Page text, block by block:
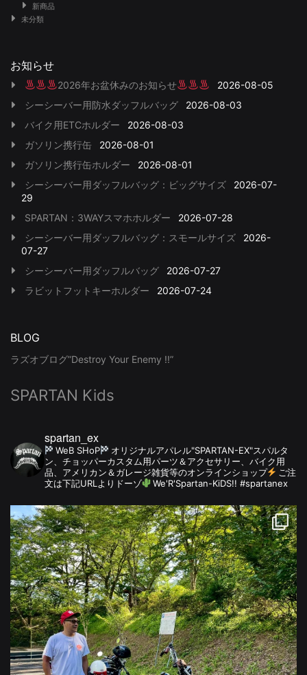
新商品
未分類
お知らせ
2026年お盆休みのお知らせ
2026-08-05
シーシーバー用防水ダッフルバッグ
2026-08-03
バイク用ETCホルダー
2026-08-03
ガソリン携行缶
2026-08-01
ガソリン携行缶ホルダー
2026-08-01
シーシーバー用ダッフルバッグ：ビッグサイズ
2026-07-
29
SPARTAN：3WAYスマホホルダー
2026-07-28
シーシーバー用ダッフルバッグ：スモールサイズ
2026-
07-27
シーシーバー用ダッフルバッグ
2026-07-27
ラビットフットキーホルダー
2026-07-24
BLOG
ラズオブログ”Destroy Your Enemy !!”
SPARTAN Kids
spartan_ex
WeB SHoP
オリジナルアパレル"SPARTAN-EX"スパルタ
ン、チョッパーカスタム用パーツ＆アクセサリー、バイク用
品、アメリカン＆ガレージ雑貨等のオンラインショップ
ご注
文は下記URLよりドーゾ
We'R'Spartan-KiDS!! #spartanex